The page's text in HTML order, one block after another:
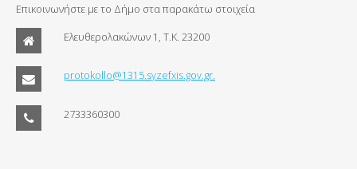
Επικοινωνήστε με το Δήμο στα παρακάτω στοιχεία
Ελευθερολακώνων 1, Τ.Κ. 23200
protokollo@1315.syzefxis.gov.gr.
2733360300